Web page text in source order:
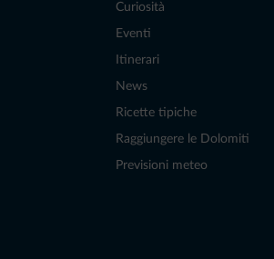
Curiosità
Eventi
Itinerari
News
Ricette tipiche
Raggiungere le Dolomiti
Previsioni meteo